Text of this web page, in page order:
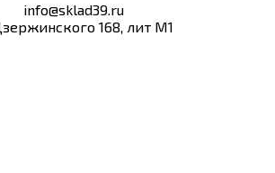
info@sklad39.ru
168, лит М1